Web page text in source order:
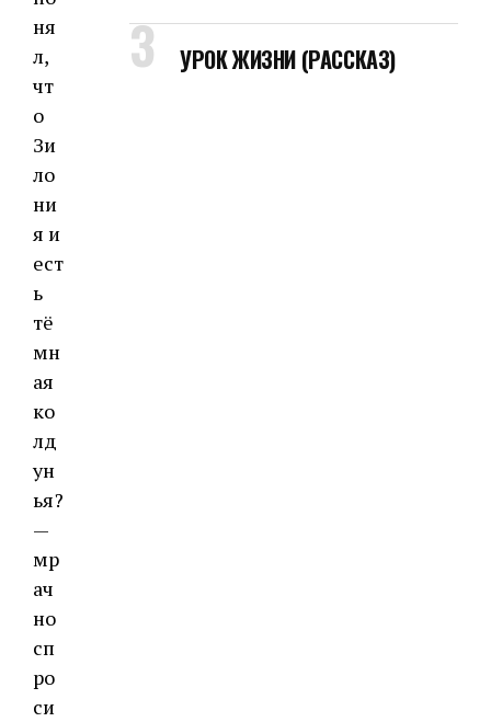
ня
л,
чт
о
Зи
ло
ни
я и
ест
ь
тё
мн
ая
ко
лд
ун
ья?
—
мр
ач
но
сп
ро
си
УРОК ЖИЗНИ (РАССКАЗ)